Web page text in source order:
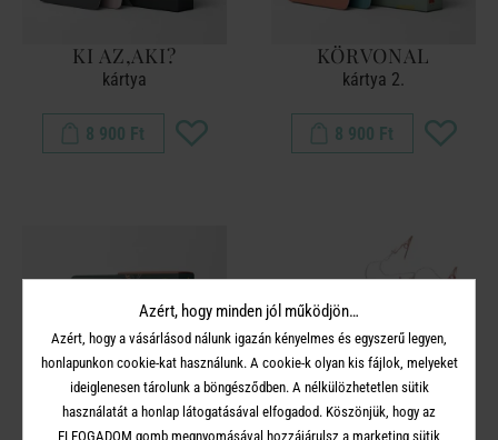
KI AZ,AKI?
kártya
8 900 Ft
KÖRVONAL
kártya 2.
8 900 Ft
Azért, hogy minden jól működjön…
Azért, hogy a vásárlásod nálunk igazán kényelmes és egyszerű legyen,
honlapunkon cookie-kat használunk. A cookie-k olyan kis fájlok, melyeket
ideiglenesen tárolunk a böngésződben. A nélkülözhetetlen sütik
használatát a honlap látogatásával elfogadod. Köszönjük, hogy az
ELFOGADOM gomb megnyomásával hozzájárulsz a marketing sütik